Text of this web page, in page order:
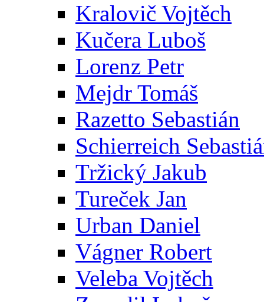
Kralovič Vojtěch
Kučera Luboš
Lorenz Petr
Mejdr Tomáš
Razetto Sebastián
Schierreich
Tržický Jakub
Tureček Jan
Urban Daniel
Vágner Robert
Veleba Vojtěch